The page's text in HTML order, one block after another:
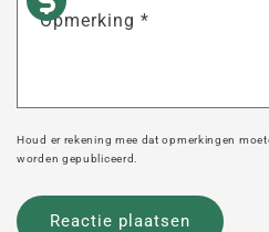
Opmerking *
Houd er rekening mee dat opmerkingen
worden gepubliceerd.